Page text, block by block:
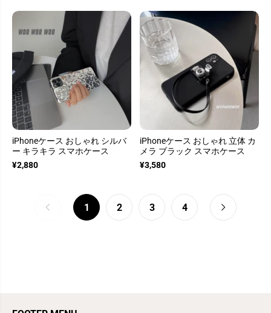
iPhoneケース おしゃれ シルバ
ー キラキラ スマホケース
¥2,880
iPhoneケース おしゃれ 立体 カ
メラ ブラック スマホケース
¥3,580
1 2 3 4